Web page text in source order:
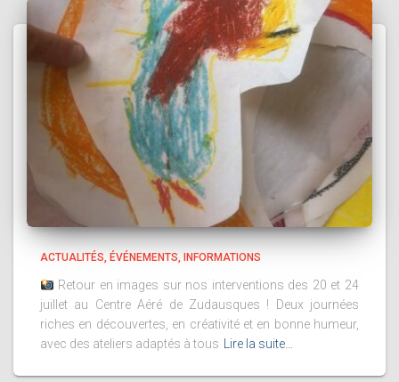
ACTUALITÉS ÉVÉNEMENTS INFORMATIONS
Retour en images sur nos interventions des 20 et 24
juillet au Centre Aéré de Zudausques ! Deux journées
riches en découvertes, en créativité et en bonne humeur,
avec des ateliers adaptés à tous Lire la suite…